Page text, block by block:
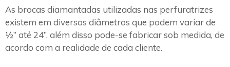
As brocas diamantadas utilizadas nas perfuratrizes
existem em diversos diâmetros que podem variar de
½” até 24”, além disso pode-se fabricar sob medida, de
acordo com a realidade de cada cliente.